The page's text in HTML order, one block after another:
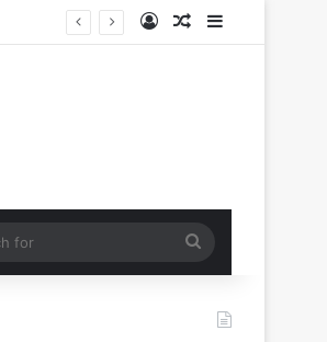
Log InRandom Article
Sidebar
for